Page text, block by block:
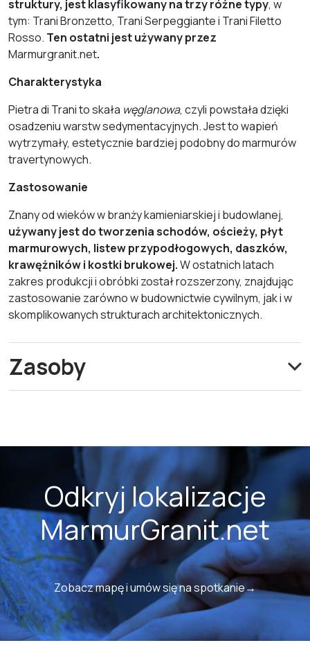
struktury, jest klasyfikowany na trzy różne typy, w
tym: Trani Bronzetto, Trani Serpeggiante i Trani Filetto
Rosso. Ten ostatni jest używany przez
Marmurgranit.net.
Charakterystyka
Pietra di Trani to skała węglanowa, czyli powstała dzięki
osadzeniu warstw sedymentacyjnych. Jest to wapień
wytrzymały, estetycznie bardziej podobny do marmurów
travertynowych.
Zastosowanie
Znany od wieków w branży kamieniarskiej i budowlanej,
używany jest do tworzenia schodów, ościeży, płyt
marmurowych, listew przypodłogowych, daszków,
krawężników i kostki brukowej.W ostatnich latach
zakres produkcji i obróbki został rozszerzony, znajdując
zastosowanie zarówno w budownictwie cywilnym, jak i w
skomplikowanych strukturach architektonicznych.
Zasoby
Odkryj lokalizacje
MarmurGranit.net
Zobacz mapę i umów się na spotkanie→